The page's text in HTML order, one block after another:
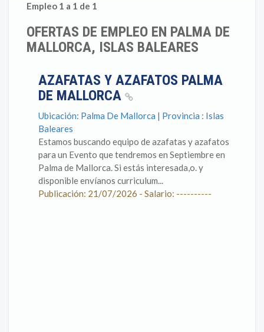
Empleo 1 a 1 de 1
OFERTAS DE EMPLEO EN PALMA DE
MALLORCA, ISLAS BALEARES
AZAFATAS Y AZAFATOS PALMA
DE MALLORCA
Ubicación: Palma De Mallorca | Provincia : Islas
Baleares
Estamos buscando equipo de azafatas y azafatos
para un Evento que tendremos en Septiembre en
Palma de Mallorca. Si estás interesada,o. y
disponible envíanos curriculum...
Publicación: 21/07/2026 - Salario: ----------